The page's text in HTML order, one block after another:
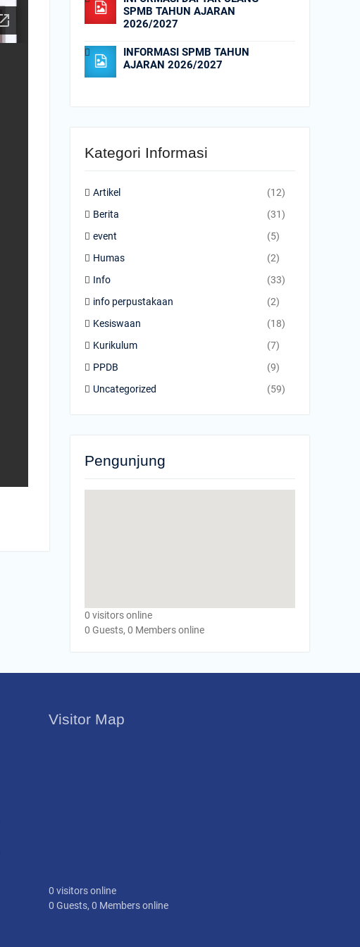
SPMB TAHUN AJARAN
2026/2027
INFORMASI SPMB TAHUN
AJARAN 2026/2027
Kategori Informasi
Artikel
(12)
Berita
(31)
event
(5)
Humas
(2)
Info
(33)
info perpustakaan
(2)
Kesiswaan
(18)
Kurikulum
(7)
PPDB
(9)
Uncategorized
(59)
Pengunjung
0 visitors online
0 Guests, 0 Members online
Visitor Map
0 visitors online
0 Guests, 0 Members online